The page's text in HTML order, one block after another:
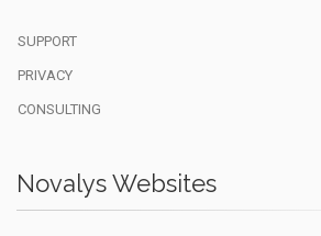
SUPPORT
PRIVACY
CONSULTING
Novalys Websites